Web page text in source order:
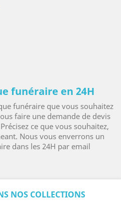
funéraire en 24H
funéraire que vous souhaitez
faire une demande de devis
ce que vous souhaitez,
Nous vous enverrons un
dans les 24H par email
NOS COLLECTIONS